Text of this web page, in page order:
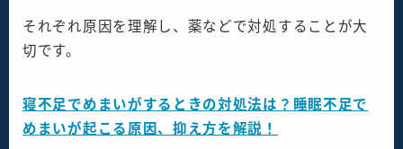
それぞれ原因を理解し、薬などで対処することが大
切です。
寝不足でめまいがするときの対処法は？睡眠不足で
めまいが起こる原因、抑え方を解説！